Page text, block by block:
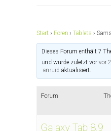
Start › Foren › Tablets ›
Dieses Forum enthält 7
und wurde zuletzt vorvor
anruid aktualisiert.
Forum
Galaxy Tab 8.9